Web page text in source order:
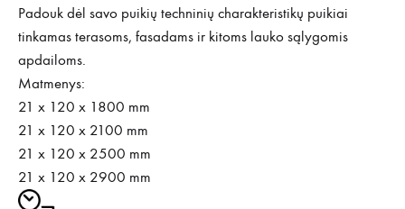
Padouk dėl savo puikių techninių charakteristikų puikiai
tinkamas terasoms, fasadams ir kitoms lauko sąlygomis
apdailoms.
Matmenys:
21 x 120 x 1800 mm
21 x 120 x 2100 mm
21 x 120 x 2500 mm
21 x 120 x 2900 mm